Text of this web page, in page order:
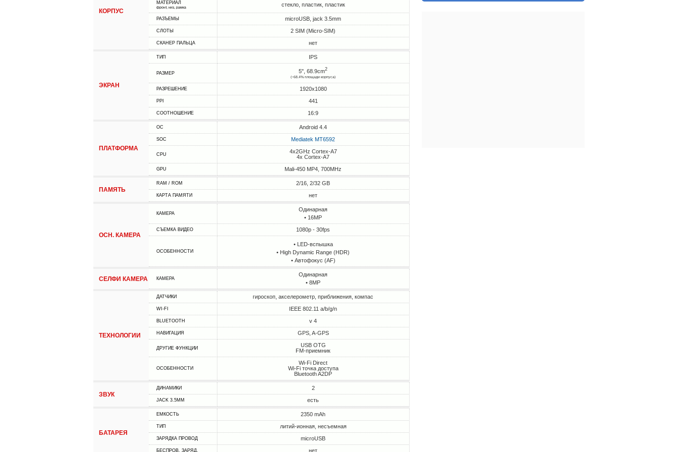
КОРПУС
МАТЕРИАЛ
фронт, низ, рамка стекло, пластик, пластик
РАЗЪЕМЫ microUSB, jack 3.5mm
СЛОТЫ 2 SIM (Micro-SIM)
СКАНЕР ПАЛЬЦА нет
ЭКРАН
ТИП IPS
РАЗМЕР 5", 68.9cm2
(~68.4% площади корпуса)
РАЗРЕШЕНИЕ 1920x1080
PPI 441
СООТНОШЕНИЕ 16:9
ПЛАТФОРМА
ОС Android 4.4
SOC Mediatek MT6592
CPU
4x2GHz Cortex-A7
4x Cortex-A7
GPU Mali-450 MP4, 700MHz
ПАМЯТЬ
RAM / ROM 2/16, 2/32 GB
КАРТА ПАМЯТИ нет
ОСН. КАМЕРА
КАМЕРА
Одинарная
• 16MP
СЪЕМКА ВИДЕО 1080p - 30fps
ОСОБЕННОСТИ
• LED-вспышка
• High Dynamic Range (HDR)
• Автофокус (AF)
СЕЛФИ КАМЕРА КАМЕРА
Одинарная
• 8MP
ТЕХНОЛОГИИ
ДАТЧИКИ гироскоп, акселерометр, приближения, компас
WI-FI IEEE 802.11 a/b/g/n
BLUETOOTH v 4
НАВИГАЦИЯ GPS, A-GPS
ДРУГИЕ ФУНКЦИИ
USB OTG
FM-приемник
ОСОБЕННОСТИ
Wi-Fi Direct
Wi-Fi точка доступа
Bluetooth A2DP
ЗВУК
ДИНАМИКИ 2
JACK 3.5MM есть
БАТАРЕЯ
ЕМКОСТЬ 2350 mAh
ТИП литий-ионная, несъемная
ЗАРЯДКА ПРОВОД microUSB
БЕСПРОВ. ЗАРЯД. нет